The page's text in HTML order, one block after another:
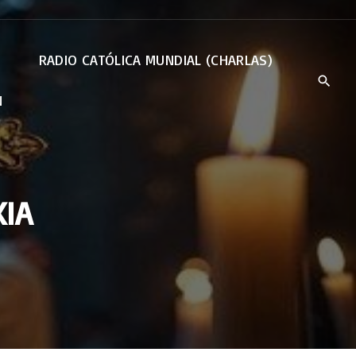
RADIO CATÓLICA MUNDIAL (CHARLAS)